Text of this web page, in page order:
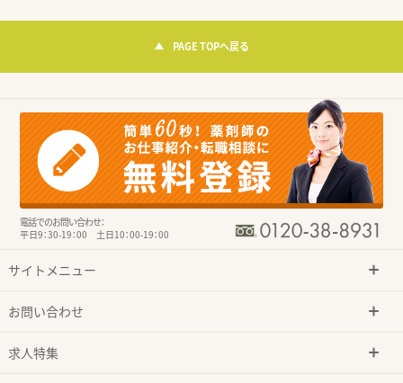
PAGE TOPへ戻る
電話でのお問い合わせ：
平日9：30-19：00 土日10：00-19：00
サイトメニュー
お問い合わせ
求人特集